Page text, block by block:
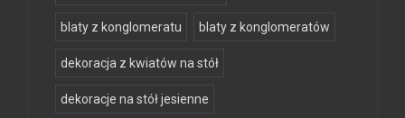
blaty z konglomeratu blaty z konglomeratów
dekoracja z kwiatów na stół
dekoracje na stół jesienne